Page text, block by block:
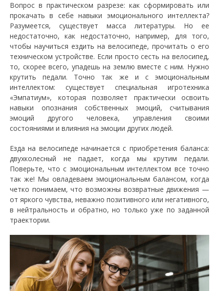
Вопрос в практическом разрезе: как сформировать или
прокачать в себе навыки эмоционального интеллекта?
Разумеется, существует масса литературы. Но ее
недостаточно, как недостаточно, например, для того,
чтобы научиться ездить на велосипеде, прочитать о его
техническом устройстве. Если просто сесть на велосипед,
то, скорее всего, упадешь на землю вместе с ним. Нужно
крутить педали. Точно так же и с эмоциональным
интеллектом: существует специальная игротехника
«Эмпатиум», которая позволяет практически освоить
навыки опознания собственных эмоций, считывания
эмоций другого человека, управления своими
состояниями и влияния на эмоции других людей.
Езда на велосипеде начинается с приобретения баланса:
двухколесный не падает, когда мы крутим педали.
Поверьте, что с эмоциональным интеллектом все точно
так же! Мы овладеваем эмоциональным балансом, когда
четко понимаем, что возможны возвратные движения —
от яркого чувства, неважно позитивного или негативного,
в нейтральность и обратно, но только уже по заданной
траектории.